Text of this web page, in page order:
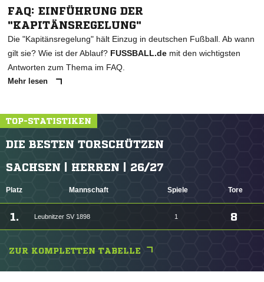
FAQ: EINFÜHRUNG DER
"KAPITÄNSREGELUNG"
Die "Kapitänsregelung" hält Einzug in deutschen Fußball. Ab wann
gilt sie? Wie ist der Ablauf? FUSSBALL.de mit den wichtigsten
Antworten zum Thema im FAQ.
Mehr lesen
TOP-STATISTIKEN
DIE BESTEN TORSCHÜTZEN
SACHSEN | HERREN | 26/27
Platz Mannschaft Spiele Tore
1. Leubnitzer SV 1898 1 8
ZUR KOMPLETTEN TABELLE